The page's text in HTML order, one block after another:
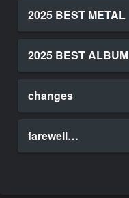
2025 BEST METAL
2025 BEST ALBUM
changes
farewell…